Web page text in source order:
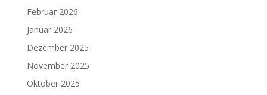
Februar 2026
Januar 2026
Dezember 2025
November 2025
Oktober 2025